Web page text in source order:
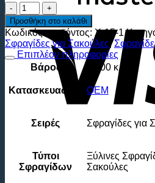
ΣΦΡΑΓΙΔΑ
ΞΥΛΙΝΗ
14x9
εκατοστά
ποσότητα
Προσθήκη στο καλάθι
Κωδικός προϊόντος: X-15-1
Σφραγίδες για Σακούλες ,
Επιπλέον πληροφορίες
Βάρος
0.300 κ.
Κατασκευαστής ΟΕΜ
Σειρές Σφραγίδες για
Τύποι
Σφραγίδων
Ξύλινες
Σακούλες